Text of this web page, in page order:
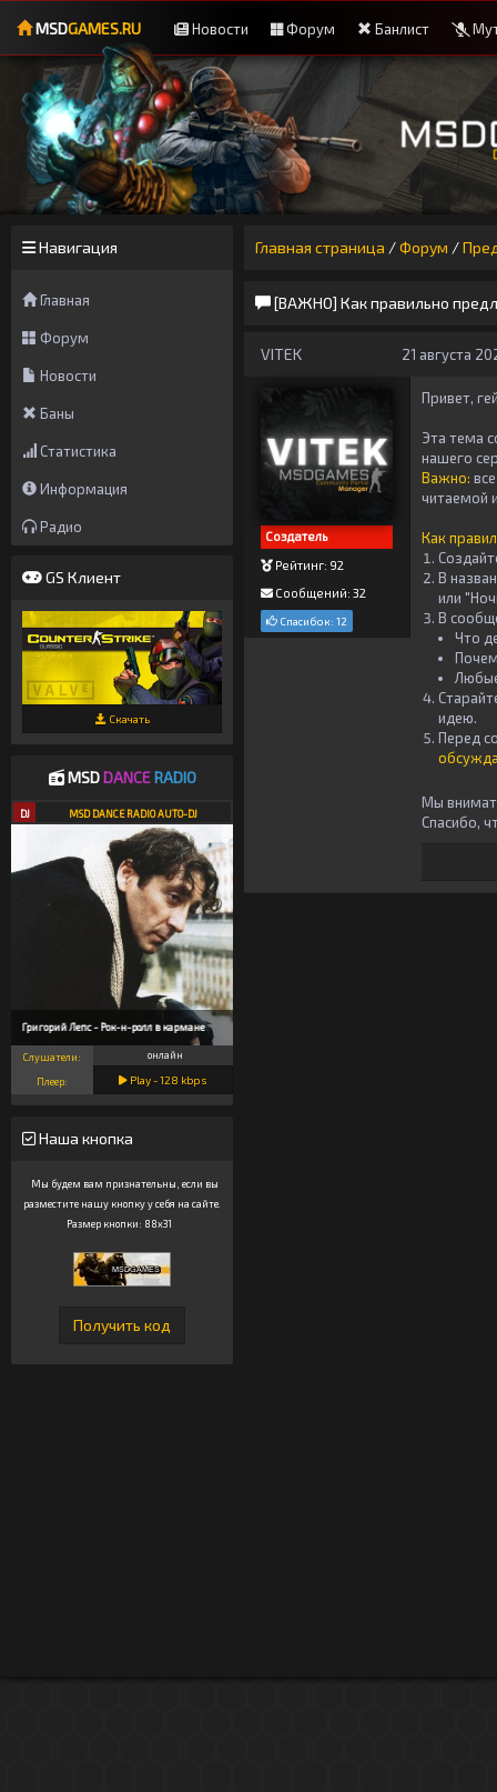
MSDGAMES.RU Новости Форум Банлист
Навигация
Главная
Форум
Новости
Баны
Статистика
Информация
Радио
GS Клиент
Скачать
MSDDANCE RADIO
DJ MSD DANCE RADIO AUTO-DJ
Григорий Лепс - Рок-н-ролл в кармане
Слушатели: онлайн
Плеер: Play -128 kbps
Наша кнопка
Мы будем вам признательны, если вы
разместите нашу кнопку у себя на сайте.
Размер кнопки: 88x31
Главная страница /Форум /
[ВАЖНО] Как правильно
VITEK 21 августа
Создатель
Рейтинг: 92
Сообщений: 32
Спасибок: 12
Привет,
Эта тема
нашего
Важно:
читаемой
Как
В
или
В
Что
идею.
Перед
Мы
Спасибо,